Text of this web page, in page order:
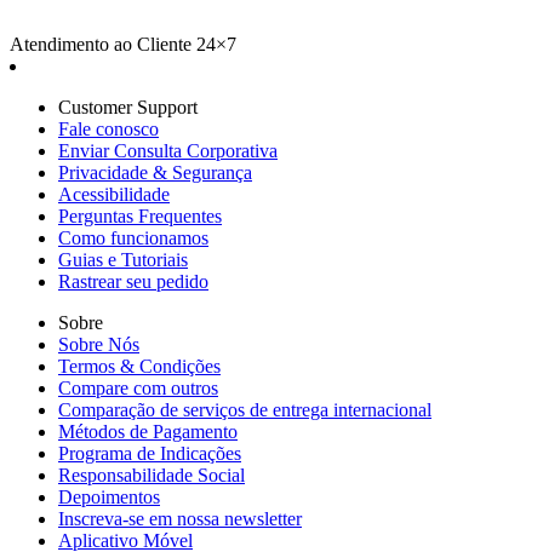
Atendimento ao Cliente 24×7
Customer Support
Fale conosco
Enviar Consulta Corporativa
Privacidade & Segurança
Acessibilidade
Perguntas Frequentes
Como funcionamos
Guias e Tutoriais
Rastrear seu pedido
Sobre
Sobre Nós
Termos & Condições
Compare com outros
Comparação de serviços de entrega internacional
Métodos de Pagamento
Programa de Indicações
Responsabilidade Social
Depoimentos
Inscreva-se em nossa newsletter
Aplicativo Móvel